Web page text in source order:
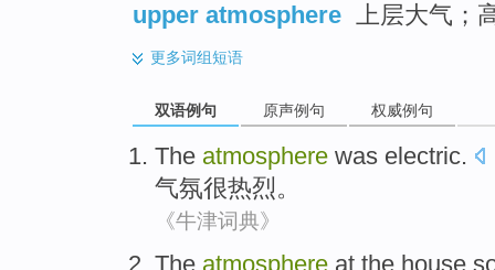
upper atmosphere 上层大气；
更多词组短语
双语例句 原声例句 权威例句
The atmosphere was electric.
气氛很热烈。
《牛津词典》
The atmosphere at the house